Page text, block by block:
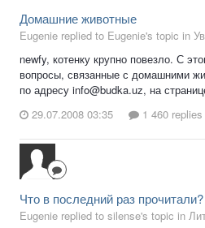
Домашние животные
Eugenie replied to Eugenie's topic in
newfy, котенку крупно повезло. С
вопросы, связанные с домашними
по адресу info@budka.uz, на
29.07.2008 03:35
1 460 replies
Что в последний раз прочитали?
Eugenie replied to silense's topic in